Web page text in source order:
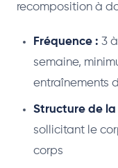
recomposition à
Fréquence : 3
semaine,
entraînements
Structure de la
sollicitant le
corps